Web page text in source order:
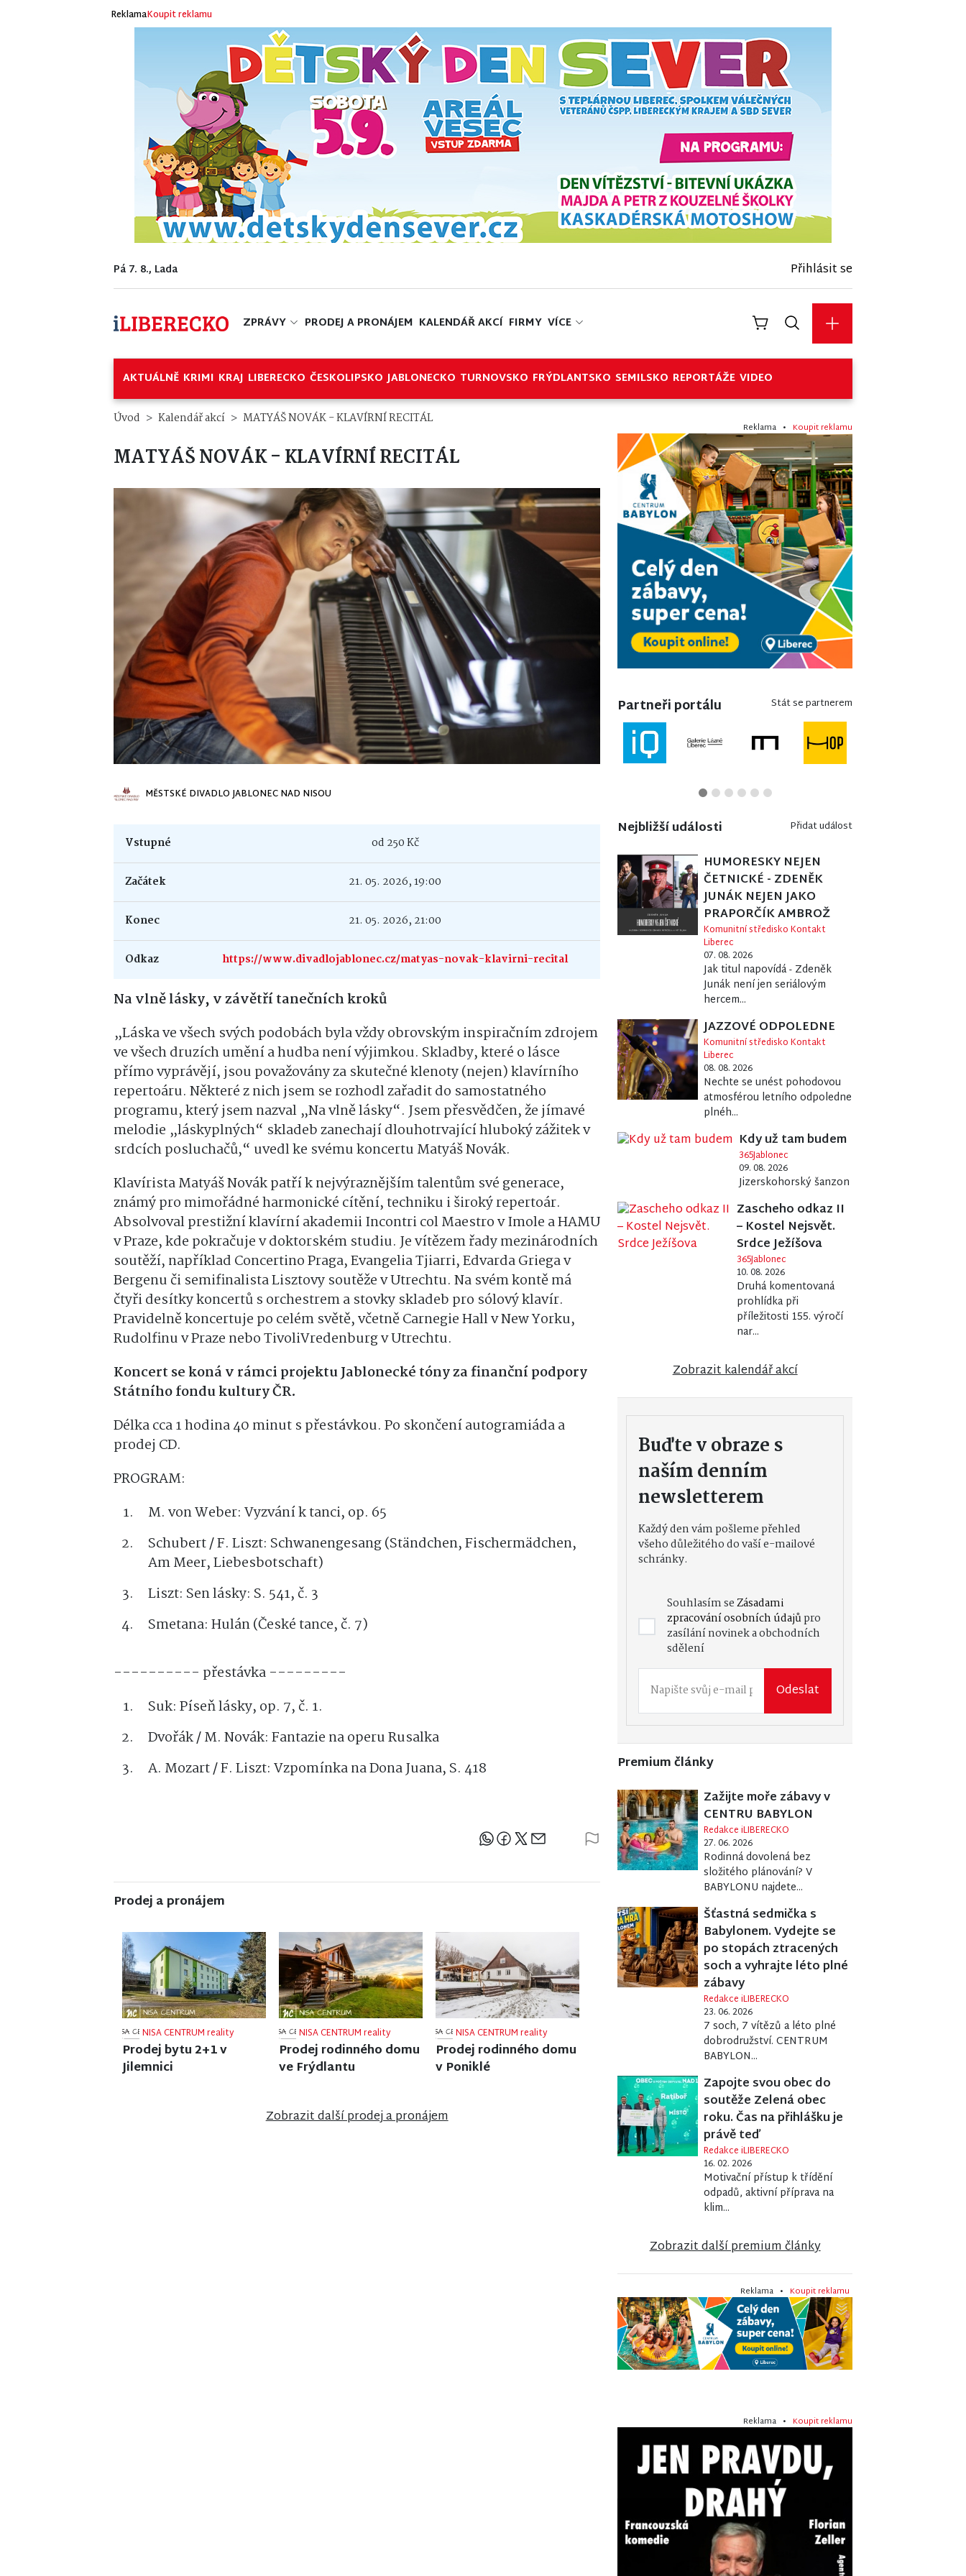
ReklamaKoupit reklamu
Pá 7. 8., Lada Přihlásit se
ZPRÁVY PRODEJ A PRONÁJEM KALENDÁŘ AKCÍ FIRMY VÍCE
AKTUÁLNĚ KRIMI KRAJ LIBERECKO ČESKOLIPSKO JABLONECKO TURNOVSKO FRÝDLANTSKO SEMILSKO REPORTÁŽE VIDEO
Úvod Kalendář akcí MATYÁŠ NOVÁK - KLAVÍRNÍ RECITÁL
MATYÁŠ NOVÁK - KLAVÍRNÍ RECITÁL
MĚSTSKÉ DIVADLO JABLONEC NAD NISOU
Vstupné od 250 Kč
Začátek 21. 05. 2026, 19:00
Konec 21. 05. 2026, 21:00
Odkaz https://www.divadlojablonec.cz/matyas-novak-klavirni-recital
Na vlně lásky, v závětří tanečních kroků
„Láska ve všech svých podobách byla vždy obrovským inspiračním zdrojem
ve všech druzích umění a hudba není výjimkou. Skladby, které o lásce
přímo vyprávějí, jsou považovány za skutečné klenoty (nejen) klavírního
repertoáru. Některé z nich jsem se rozhodl zařadit do samostatného
programu, který jsem nazval „Na vlně lásky“. Jsem přesvědčen, že jímavé
melodie „láskyplných“ skladeb zanechají dlouhotrvající hluboký zážitek v
srdcích posluchačů,“ uvedl ke svému koncertu Matyáš Novák.
Klavírista Matyáš Novák patří k nejvýraznějším talentům své generace,
známý pro mimořádné harmonické cítění, techniku i široký repertoár.
Absolvoval prestižní klavírní akademii Incontri col Maestro v Imole a HAMU
v Praze, kde pokračuje v doktorském studiu. Je vítězem řady mezinárodních
soutěží, například Concertino Praga, Evangelia Tjiarri, Edvarda Griega v
Bergenu či semifinalista Lisztovy soutěže v Utrechtu. Na svém kontě má
čtyři desítky koncertů s orchestrem a stovky skladeb pro sólový klavír.
Pravidelně koncertuje po celém světě, včetně Carnegie Hall v New Yorku,
Rudolfinu v Praze nebo TivoliVredenburg v Utrechtu.
Koncert se koná v rámci projektu Jablonecké tóny za finanční podpory
Státního fondu kultury ČR.
Délka cca 1 hodina 40 minut s přestávkou. Po skončení autogramiáda a
prodej CD.
PROGRAM:
M. von Weber: Vyzvání k tanci, op. 65
Schubert / F. Liszt: Schwanengesang (Ständchen, Fischermädchen,
Am Meer, Liebesbotschaft)
Liszt: Sen lásky: S. 541, č. 3
Smetana: Hulán (České tance, č. 7)
---------- přestávka ---------
Suk: Píseň lásky, op. 7, č. 1.
Dvořák / M. Novák: Fantazie na operu Rusalka
A. Mozart / F. Liszt: Vzpomínka na Dona Juana, S. 418
Sdílejte článek
Prodej a pronájem
NISA CENTRUM reality
Prodej rodinného domu
v Jiřetíně pod Bukovou
NISA CENTRUM reality
Prodej rodinného domu
ve Stráži nad Nisou
NISA CENTRUM reality
Prodej bungalovu v
anglosaském stylu u
Zobrazit další prodej a pronájem
Reklama • Koupit reklamu
Partneři portálu Stát se partnerem
Nejbližší události Přidat událost
HUMORESKY NEJEN
ČETNICKÉ - ZDENĚK
JUNÁK NEJEN JAKO
PRAPORČÍK AMBROŽ
Komunitní středisko Kontakt
Liberec
07. 08. 2026
Jak titul napovídá - Zdeněk
Junák není jen seriálovým
hercem...
JAZZOVÉ ODPOLEDNE
Komunitní středisko Kontakt
Liberec
08. 08. 2026
Nechte se unést pohodovou
atmosférou letního odpoledne
plnéh...
Kdy už tam budem
365Jablonec
09. 08. 2026
Jizerskohorský šanzon
Zascheho odkaz II
– Kostel Nejsvět.
Srdce Ježíšova
365Jablonec
10. 08. 2026
Druhá komentovaná
prohlídka při
příležitosti 155. výročí
nar...
Zobrazit kalendář akcí
Buďte v obraze s
naším denním
newsletterem
Každý den vám pošleme přehled
všeho důležitého do vaší e-mailové
schránky.
Souhlasím seZásadami
zpracování osobních údajůpro
zasílání novinek a obchodních
sdělení
Odeslat
Premium články
Zažijte moře zábavy v
CENTRU BABYLON
Redakce iLIBERECKO
27. 06. 2026
Rodinná dovolená bez
složitého plánování? V
BABYLONU najdete...
Šťastná sedmička s
Babylonem. Vydejte se
po stopách ztracených
soch a vyhrajte léto plné
zábavy
Redakce iLIBERECKO
23. 06. 2026
7 soch, 7 vítězů a léto plné
dobrodružství. CENTRUM
BABYLON...
Zapojte svou obec do
soutěže Zelená obec
roku. Čas na přihlášku je
právě teď
Redakce iLIBERECKO
16. 02. 2026
Motivační přístup k třídění
odpadů, aktivní příprava na
klim...
Zobrazit další premium články
Reklama • Koupit reklamu
Reklama • Koupit reklamu